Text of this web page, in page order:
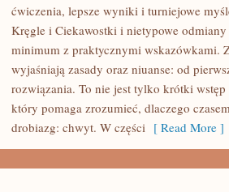
SĘDZIOWANIE
PRZEPISY
ćwiczenia, lepsze wyniki i turniejowe
Kręgle i Ciekawostki i nietypowe odmiany
minimum z praktycznymi wskazówkami.
wyjaśniają zasady oraz niuanse: od
rozwiązania. To nie jest tylko krótki
który pomaga zrozumieć, dlaczego
drobiazg: chwyt. W części [ Read More ]